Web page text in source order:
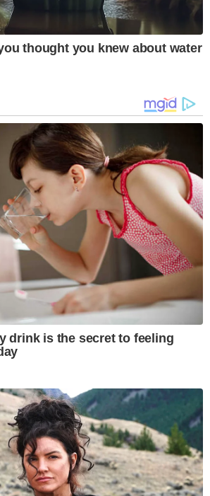
thought you knew about water
drink is the secret to feeling